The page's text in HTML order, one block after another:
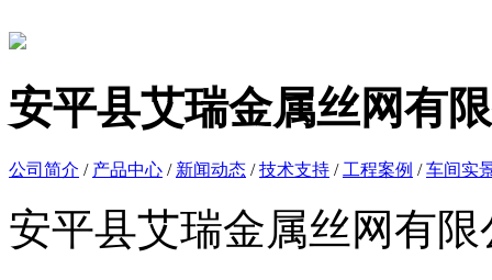
安平县艾瑞金属丝网有
公司简介 / 产品中心 / 新闻动态 /技术支持 / 工程案例 /车间实
安平县艾瑞金属丝网有限